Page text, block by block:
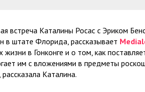
встреча Каталины Росас с Эриком
в штате Флорида, рассказывает
жизни в Гонконге и о том, как
им с вложениями в предметы
рассказала Каталина.